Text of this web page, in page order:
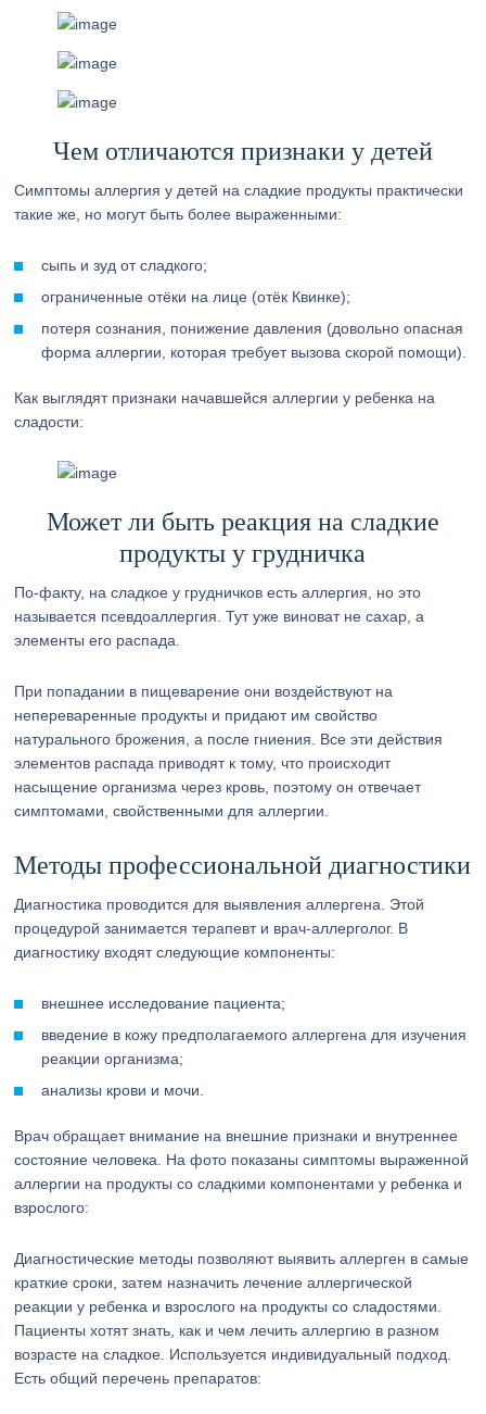
Чем отличаются признаки у детей
Симптомы аллергия у детей на сладкие продукты практически
такие же, но могут быть более выраженными:
сыпь и зуд от сладкого;
ограниченные отёки на лице (отёк Квинке);
потеря сознания, понижение давления (довольно опасная
форма аллергии, которая требует вызова скорой помощи).
Как выглядят признаки начавшейся аллергии у ребенка на
сладости:
Может ли быть реакция на сладкие
продукты у грудничка
По-факту, на сладкое у грудничков есть аллергия, но это
называется псевдоаллергия. Тут уже виноват не сахар, а
элементы его распада.
При попадании в пищеварение они воздействуют на
непереваренные продукты и придают им свойство
натурального брожения, а после гниения. Все эти действия
элементов распада приводят к тому, что происходит
насыщение организма через кровь, поэтому он отвечает
симптомами, свойственными для аллергии.
Методы профессиональной диагностики
Диагностика проводится для выявления аллергена. Этой
процедурой занимается терапевт и врач-аллерголог. В
диагностику входят следующие компоненты:
внешнее исследование пациента;
введение в кожу предполагаемого аллергена для изучения
реакции организма;
анализы крови и мочи.
Врач обращает внимание на внешние признаки и внутреннее
состояние человека. На фото показаны симптомы выраженной
аллергии на продукты со сладкими компонентами у ребенка и
взрослого:
Диагностические методы позволяют выявить аллерген в самые
краткие сроки, затем назначить лечение аллергической
реакции у ребенка и взрослого на продукты со сладостями.
Пациенты хотят знать, как и чем лечить аллергию в разном
возрасте на сладкое. Используется индивидуальный подход.
Есть общий перечень препаратов: